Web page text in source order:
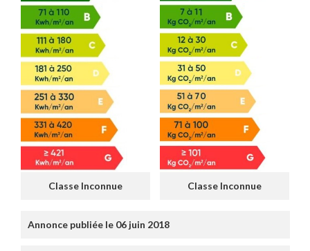
Classe Inconnue Classe Inconnue
Annonce publiée le 06 juin 2018